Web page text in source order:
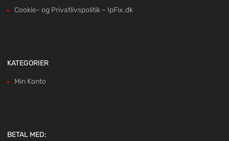
Cookie- og Privatlivspolitik – IpFix.dk
KATEGORIER
Min Konto
BETAL MED: